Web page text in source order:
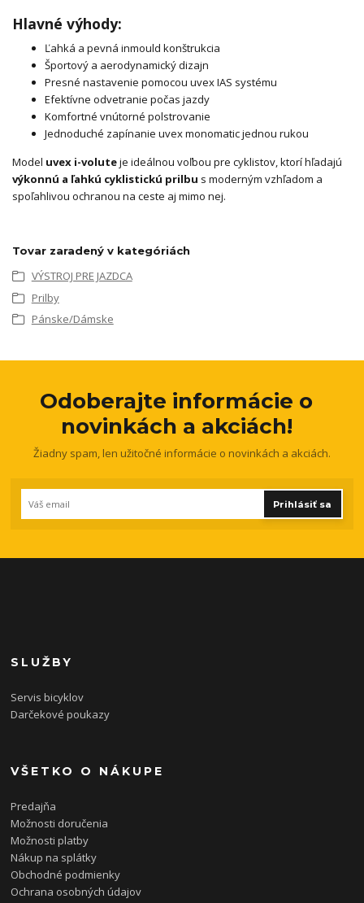
Hlavné výhody:
Ľahká a pevná inmould konštrukcia
Športový a aerodynamický dizajn
Presné nastavenie pomocou uvex IAS systému
Efektívne odvetranie počas jazdy
Komfortné vnútorné polstrovanie
Jednoduché zapínanie uvex monomatic jednou rukou
Model uvex i-voluteje ideálnou voľbou pre cyklistov, ktorí hľadajú
výkonnú a ľahkú cyklistickú prilbu s moderným vzhľadom a
spoľahlivou ochranou na ceste aj mimo nej.
Tovar zaradený v kategóriách
VÝSTROJ PRE JAZDCA
Prilby
Pánske/Dámske
Odoberajte informácie o
novinkách a akciách!
Žiadny spam, len užitočné informácie o novinkách a akciách.
Prihlásiť sa
SLUŽBY
Servis bicyklov
Darčekové poukazy
VŠETKO O NÁKUPE
Predajňa
Možnosti doručenia
Možnosti platby
Nákup na splátky
Obchodné podmienky
Ochrana osobných údajov